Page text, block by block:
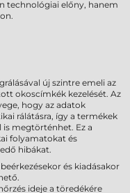
technológiai előny, hanem
új szintre emeli az
okoscímkék kezelését. Az
hogy az adatok
rálátásra, így a termékek
megtörténhet. Ez a
folyamatokat és
hibákat.
és kiadásakor
ideje a töredékére